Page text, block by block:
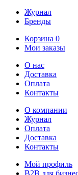
Журнал
Бренды
Корзина 0
Мои заказы
О нас
Доставка
Оплата
Контакты
О компании
Журнал
Оплата
Доставка
Контакты
Мой профиль